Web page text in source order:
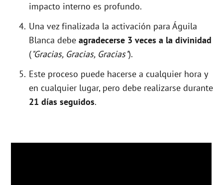
impacto interno es profundo.
Una vez finalizada la activación para Águila
Blanca debe agradecerse 3 veces a la divinidad
("Gracias, Gracias, Gracias").
Este proceso puede hacerse a cualquier hora y
en cualquier lugar, pero debe realizarse durante
21 días seguidos.